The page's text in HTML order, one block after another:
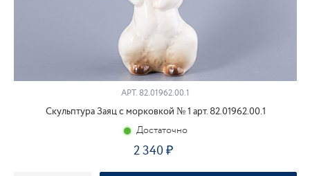
АРТ. 82.01962.00.1
Скульптура Заяц с морковкой № 1 арт. 82.01962.00.1
Достаточно
2 340